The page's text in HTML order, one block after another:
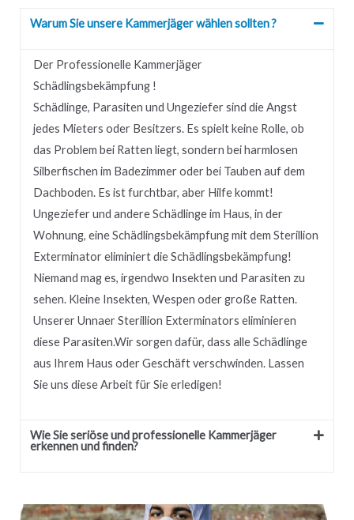
Warum Sie unsere Kammerjäger wählen sollten ?
Der Professionelle Kammerjäger
Schädlingsbekämpfung !
Schädlinge, Parasiten und Ungeziefer sind die Angst
jedes Mieters oder Besitzers. Es spielt keine Rolle, ob
das Problem bei Ratten liegt, sondern bei harmlosen
Silberfischen im Badezimmer oder bei Tauben auf dem
Dachboden. Es ist furchtbar, aber Hilfe kommt!
Ungeziefer und andere Schädlinge im Haus, in der
Wohnung, eine Schädlingsbekämpfung mit dem Sterillion
Exterminator eliminiert die Schädlingsbekämpfung!
Niemand mag es, irgendwo Insekten und Parasiten zu
sehen. Kleine Insekten, Wespen oder große Ratten.
UnsererUnnaerSterillion Exterminators eliminieren
diese Parasiten.Wir sorgen dafür, dass alle Schädlinge
aus Ihrem Haus oder Geschäft verschwinden. Lassen
Sie uns diese Arbeit für Sie erledigen!
Wie Sie seriöse und professionelle Kammerjäger
erkennen und finden?